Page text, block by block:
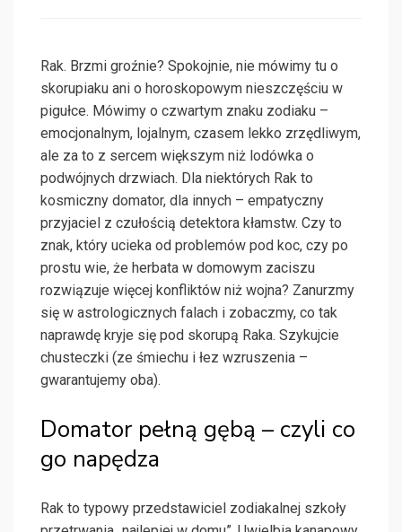
Rak. Brzmi groźnie? Spokojnie, nie mówimy tu o
skorupiaku ani o horoskopowym nieszczęściu w
pigułce. Mówimy o czwartym znaku zodiaku –
emocjonalnym, lojalnym, czasem lekko zrzędliwym,
ale za to z sercem większym niż lodówka o
podwójnych drzwiach. Dla niektórych Rak to
kosmiczny domator, dla innych – empatyczny
przyjaciel z czułością detektora kłamstw. Czy to
znak, który ucieka od problemów pod koc, czy po
prostu wie, że herbata w domowym zaciszu
rozwiązuje więcej konfliktów niż wojna? Zanurzmy
się w astrologicznych falach i zobaczmy, co tak
naprawdę kryje się pod skorupą Raka. Szykujcie
chusteczki (ze śmiechu i łez wzruszenia –
gwarantujemy oba).
Domator pełną gębą – czyli co
go napędza
Rak to typowy przedstawiciel zodiakalnej szkoły